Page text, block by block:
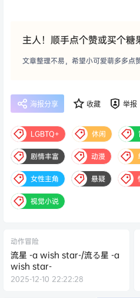
主人！顺手点个赞或买个糖
文章整理不易，希望小可爱萌多多点
海报分享 收藏 举报
LGBTQ+ 休闲
剧情丰富 动漫
女性主角 悬疑
视觉小说
动作冒险
流星 -a wish star-/流る星 -a
wish star-
2025-12-10 22:22:28